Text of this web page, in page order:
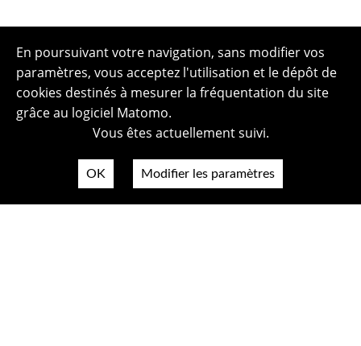
En poursuivant votre navigation, sans modifier vos
paramètres, vous acceptez l'utilisation et le dépôt de
cookies destinés à mesurer la fréquentation du site
grâce au logiciel Matomo.
Vous êtes actuellement suivi.
OK Modifier les paramètres